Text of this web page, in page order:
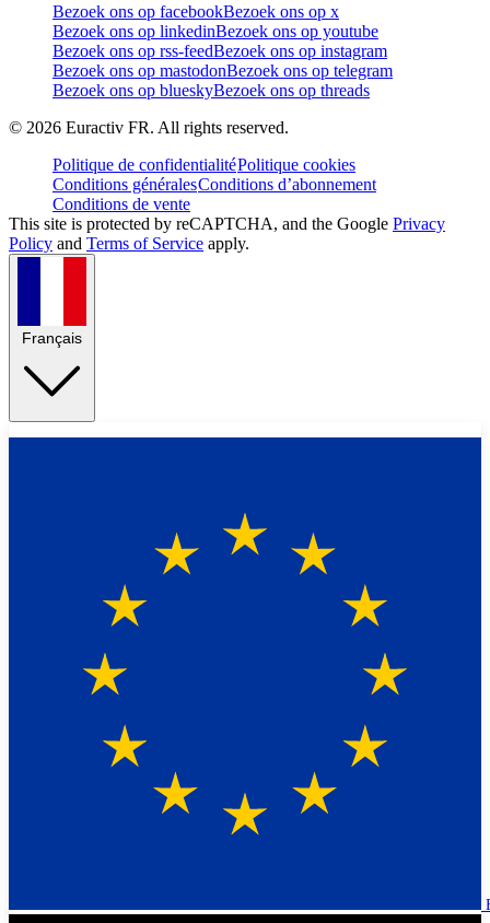
Bezoek ons op facebookBezoek ons op x
Bezoek ons op linkedinBezoek ons op youtube
Bezoek ons op rss-feedBezoek ons op instagram
Bezoek ons op mastodonBezoek ons op telegram
Bezoek ons op blueskyBezoek ons op threads
© 2026 Euractiv FR. All rights reserved.
Politique de confidentialitéPolitique cookies
Conditions généralesConditions d’abonnement
Conditions de vente
This site is protected by reCAPTCHA, and the Google Privacy
Policy and Terms of Service apply.
Français